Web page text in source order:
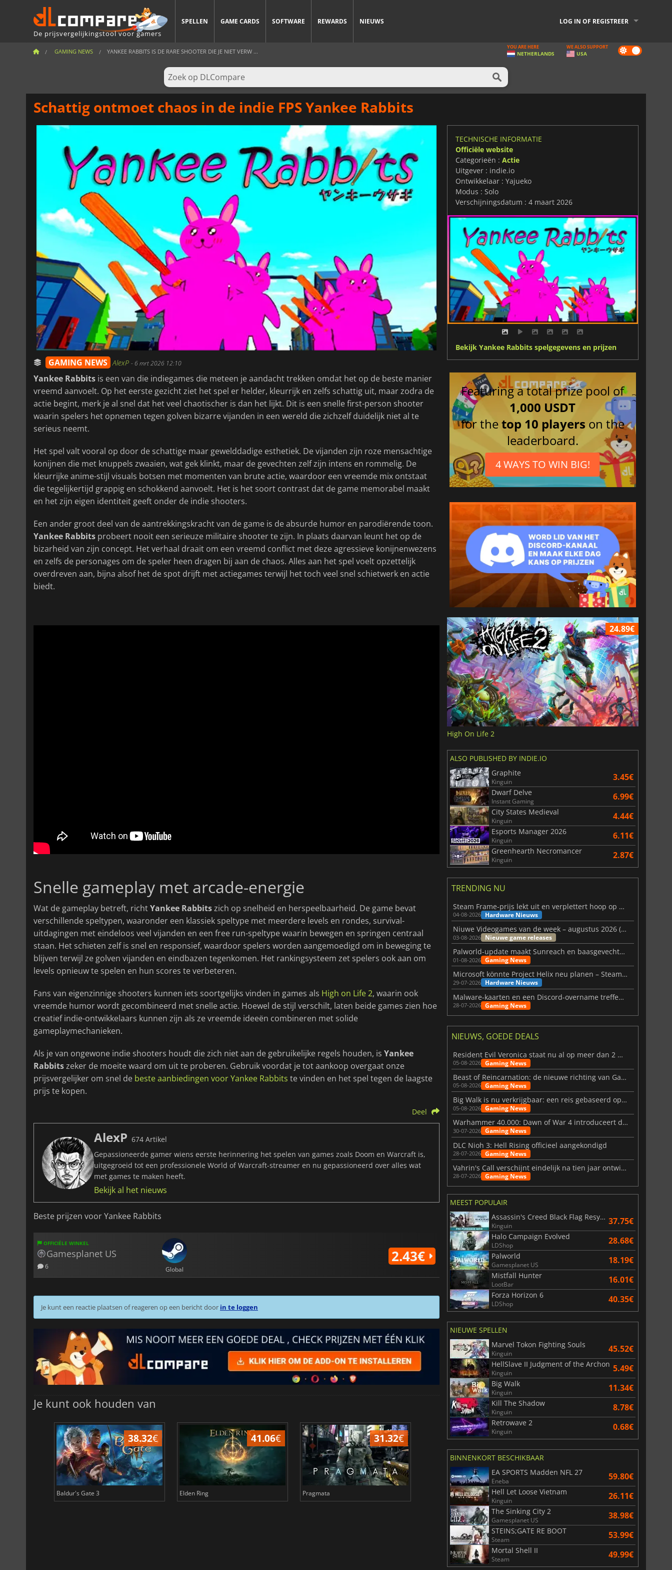
De prijsvergelijkingstool voor gamers
SPELLEN GAME CARDS SOFTWARE REWARDS NIEUWS LOG IN OF REGISTREER
GAMING NEWS YANKEE RABBITS IS DE RARE SHOOTER DIE JE NIET VERW ... Dark
mode
YOU ARE HERE
NETHERLANDS
WE ALSO SUPPORT
USA
Schattig ontmoet chaos in de indie FPS Yankee Rabbits
GAMING NEWS AlexP -6 mrt 2026 12:10
Yankee Rabbits is een van die indiegames die meteen je aandacht trekken omdat het op de beste manier
vreemd aanvoelt. Op het eerste gezicht ziet het spel er helder, kleurrijk en zelfs schattig uit, maar zodra de
actie begint, merk je al snel dat het veel chaotischer is dan het lijkt. Dit is een snelle first-person shooter
waarin spelers het opnemen tegen golven bizarre vijanden in een wereld die zichzelf duidelijk niet al te
serieus neemt.
Het spel valt vooral op door de schattige maar gewelddadige esthetiek. De vijanden zijn roze mensachtige
konijnen die met knuppels zwaaien, wat gek klinkt, maar de gevechten zelf zijn intens en rommelig. De
kleurrijke anime-stijl visuals botsen met momenten van brute actie, waardoor een vreemde mix ontstaat
die tegelijkertijd grappig en schokkend aanvoelt. Het is het soort contrast dat de game memorabel maakt
en het zijn eigen identiteit geeft onder de indie shooters.
Een ander groot deel van de aantrekkingskracht van de game is de absurde humor en parodiërende toon.
Yankee Rabbits probeert nooit een serieuze militaire shooter te zijn. In plaats daarvan leunt het op de
bizarheid van zijn concept. Het verhaal draait om een vreemd conflict met deze agressieve konijnenwezens
en zelfs de personages om de speler heen dragen bij aan de chaos. Alles aan het spel voelt opzettelijk
overdreven aan, bijna alsof het de spot drijft met actiegames terwijl het toch veel snel schietwerk en actie
biedt.
Snelle gameplay met arcade-energie
Wat de gameplay betreft, richtYankee Rabbitszich op snelheid en herspeelbaarheid. De game bevat
verschillende speltypen, waaronder een klassiek speltype met meerdere levels en rondes, survival-
uitdagingen met eindeloos veel vijanden en een free run-speltype waarin bewegen en springen centraal
staan. Het schieten zelf is snel en responsief, waardoor spelers worden aangemoedigd om in beweging te
blijven terwijl ze golven vijanden en eindbazen tegenkomen. Het rankingsysteem zet spelers ook aan om
levels opnieuw te spelen en hun scores te verbeteren.
Fans van eigenzinnige shooters kunnen iets soortgelijks vinden in games als High on Life 2, waarin ook
vreemde humor wordt gecombineerd met snelle actie. Hoewel de stijl verschilt, laten beide games zien hoe
creatief indie-ontwikkelaars kunnen zijn als ze vreemde ideeën combineren met solide
gameplaymechanieken.
Als je van ongewone indie shooters houdt die zich niet aan de gebruikelijke regels houden, is Yankee
Rabbitszeker de moeite waard om uit te proberen. Gebruik voordat je tot aankoop overgaat onze
prijsvergelijker om snel de beste aanbiedingen voor Yankee Rabbits te vinden en het spel tegen de laagste
prijs te kopen.
Deel
AlexP 674 Artikel
Gepassioneerde gamer wiens eerste herinnering het spelen van games zoals Doom en Warcraft is,
uitgegroeid tot een professionele World of Warcraft-streamer en nu gepassioneerd over alles wat
met games te maken heeft.
Bekijk al het nieuws
Beste prijzen voor Yankee Rabbits
OFFICIËLE WINKEL
Gamesplanet US
6 Global
2.43€
Je kunt een reactie plaatsen of reageren op een bericht door in te loggen
Je kunt ook houden van
38.32€
Baldur's Gate 3
41.06€
Elden Ring
31.32€
Pragmata
6.77€
Total War WARHAMMER 3
15.48
Lies Of P
TECHNISCHE INFORMATIE
Officiële website
Categorieën : Actie
Uitgever : indie.io
Ontwikkelaar : Yajueko
Modus : Solo
Verschijningsdatum : 4 maart 2026
Bekijk Yankee Rabbits spelgegevens en prijzen
Featuring a total prize pool of
1,000 USDT
for thetop 10 players on the
leaderboard.
4 WAYS TO WIN BIG!
24.89€
High On Life 2
ALSO PUBLISHED BY INDIE.IO
Graphite
Kinguin 3.45€
Dwarf Delve
Instant Gaming 6.99€
City States Medieval
Kinguin 4.44€
Esports Manager 2026
Kinguin 6.11€
Greenhearth Necromancer
Kinguin 2.87€
TRENDING NU
Steam Frame-prijs lekt uit en verplettert hoop op betaalbare VR
04-08-2026 Hardware Nieuws
Niuwe Videogames van de week – augustus 2026 (week 32)
03-08-2026 Nieuwe game releases
Palworld-update maakt Sunreach en baasgevechten stabieler
01-08-2026 Gaming News
Microsoft könnte Project Helix neu planen – Steam-Support wackelt
29-07-2026 Hardware Nieuws
Malware-kaarten en een Discord-overname treffen Meccha Chameleon
28-07-2026 Gaming News
NIEUWS, GOEDE DEALS
Resident Evil Veronica staat nu al op meer dan 2 miljoen verlanglijstjes
05-08-2026 Gaming News
Beast of Reincarnation: de nieuwe richting van Game Freak
05-08-2026 Gaming News
Big Walk is nu verkrijgbaar: een reis gebaseerd op vriendschap
05-08-2026 Gaming News
Warhammer 40.000: Dawn of War 4 introduceert de Necron-factie
30-07-2026 Gaming News
DLC Nioh 3: Hell Rising officieel aangekondigd
28-07-2026 Gaming News
Vahrin's Call verschijnt eindelijk na tien jaar ontwikkeling
28-07-2026 Gaming News
MEEST POPULAIR
Assassin's Creed Black Flag Resynced
Kinguin 37.75€
Halo Campaign Evolved
LDShop 28.68€
Palworld
Gamesplanet US 18.19€
Mistfall Hunter
LootBar 16.01€
Forza Horizon 6
LDShop 40.35€
NIEUWE SPELLEN
Marvel Tokon Fighting Souls
Kinguin 45.52€
HellSlave II Judgment of the Archon
Kinguin 5.49€
Big Walk
Kinguin 11.34€
Kill The Shadow
Kinguin 8.78€
Retrowave 2
Kinguin 0.68€
BINNENKORT BESCHIKBAAR
EA SPORTS Madden NFL 27
Eneba 59.80€
Hell Let Loose Vietnam
Kinguin 26.11€
The Sinking City 2
Gamesplanet US 38.98€
STEINS;GATE RE BOOT
Steam 53.99€
Mortal Shell II
Steam 49.99€